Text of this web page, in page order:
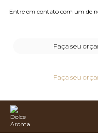
Entre em contato com um de
Faça seu
Faça seu